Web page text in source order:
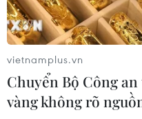
sàn runway Việt
15/07/2026 03:10
Dấu ấn haute
Singapore trên sàn
Việt Nam
vietnamplus.vn
Chuyển Bộ Công
vàng không rõ